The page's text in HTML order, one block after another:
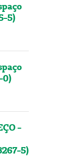
5)
0)
-
5)